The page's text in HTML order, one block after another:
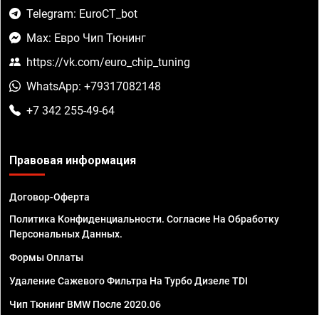
Telegram: EuroCT_bot
Max: Евро Чип Тюнинг
https://vk.com/euro_chip_tuning
WhatsApp: +79317082148
+7 342 255-49-64
Правовая информация
Договор-Оферта
Политика Конфиденциальности. Согласие На Обработку
Персональных Данных.
Формы Оплаты
Удаление Сажевого Фильтра На Турбо Дизеле TDI
Чип Тюнинг BMW После 2020.06